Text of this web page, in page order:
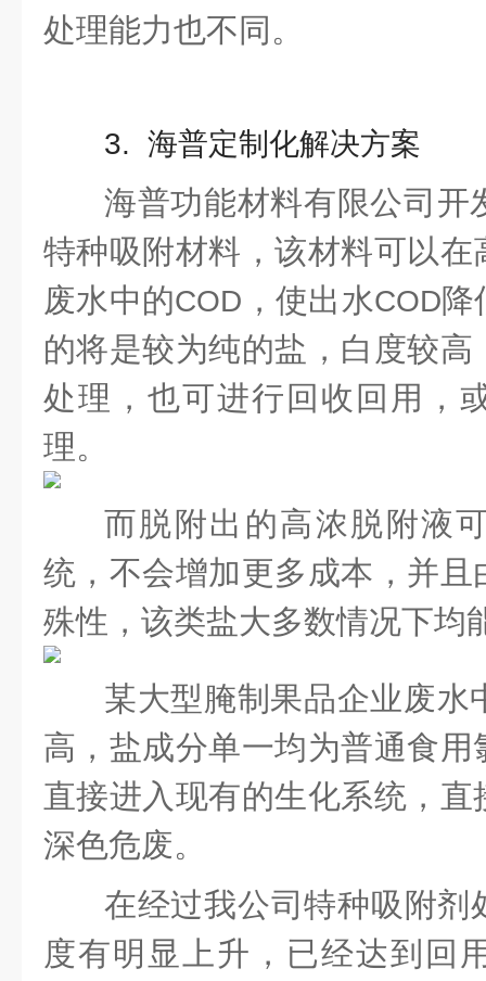
处理能力也不同。
3. 海普定制化解决方案
海普功能材料有限公司开
特种吸附材料，该材料可以
废水中的COD ，使出水COD降
的将是较为纯的盐，白度较
处理，也可进行回收回用，
理。
而脱附出的高浓脱附液
统，不会增加更多成本，并
殊性，该类盐大多数情况下均
某大型腌制果品企业废水
高，盐成分单一均为普通食
直接进入现有的生化系统，
深色危废。
在经过我公司特种吸附剂
度有明显上升，已经达到回